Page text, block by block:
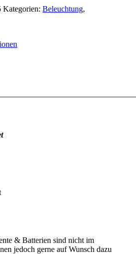
Kategorien: Beleuchtung,
& Batterien sind nicht im
jedoch gerne auf Wunsch dazu